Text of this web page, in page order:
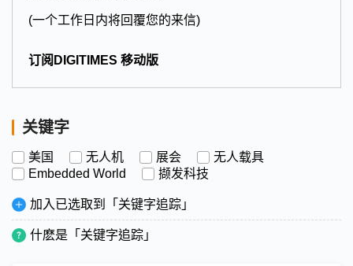
(一个工作日内将回覆您的来信)
订阅DIGITIMES 移动版
关键字
美国 无人机 展会
无人载具
Embedded World
撷发科技
加入已选取到「关键字追踪」
什麽是「关键字追踪」